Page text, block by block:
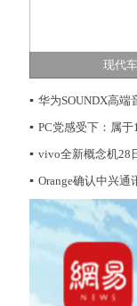
现代
▪ 华为SOUNDX高端
▪ PC党感受下：属
▪ vivo全新概念机28
▪ Orange确认中兴通